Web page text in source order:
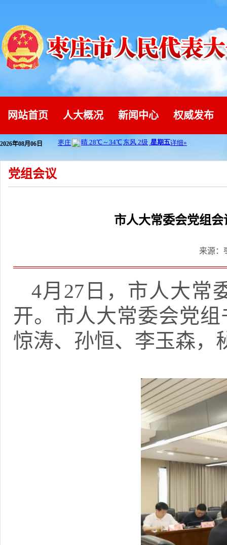
网站首页 人大概况 新闻中心 权威发布
2026年08月06日
党组会议
市人大常委会党组
来源：
4月27日，市人大常
开。市人大常委会党
惊涛、孙恒、李玉森，